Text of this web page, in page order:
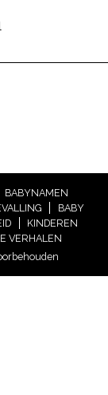
BABYNAMEN
BABY
KINDEREN
VERHALEN